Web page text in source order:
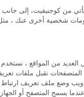
من كوجنيفيت، إلى
شخصية أخرى عنك ،
العديد من المواقع ،
تقبل ملفات تعريف
وضع ملف تعريف ارتباط
يسمح المتصفح أو